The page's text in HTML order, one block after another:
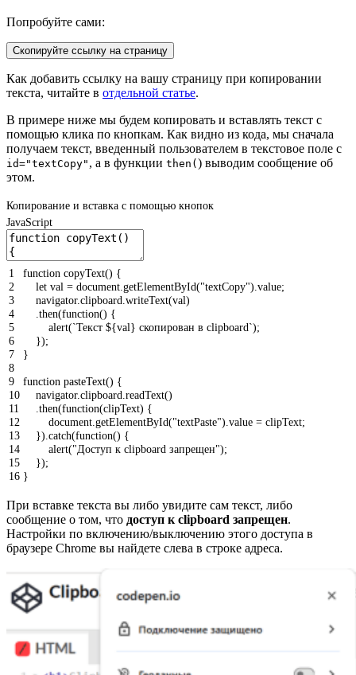
Попробуйте сами:
Скопируйте ссылку на страницу
Как добавить ссылку на вашу страницу при копировании
текста, читайте в отдельной статье.
В примере ниже мы будем копировать и вставлять текст с
помощью клика по кнопкам. Как видно из кода, мы сначала
получаем текст, введенный пользователем в текстовое поле с
id="textCopy" , а в функции then() выводим сообщение об
этом.
Копирование и вставка с помощью кнопок
JavaScript
1
2
3
4
5
6
7
8
9
10
11
12
13
14
15
16
function copyText() {
let val = document.getElementById("textCopy").value;
navigator.clipboard.writeText(val)
.then(function() {
alert(`Текст ${val} скопирован в clipboard`);
});
}
function pasteText() {
navigator.clipboard.readText()
.then(function(clipText) {
document.getElementById("textPaste").value = clipText;
}).catch(function() {
alert("Доступ к clipboard запрещен");
});
}
При вставке текста вы либо увидите сам текст, либо
сообщение о том, что доступ к clipboard запрещен.
Настройки по включению/выключению этого доступа в
браузере Chrome вы найдете слева в строке адреса.